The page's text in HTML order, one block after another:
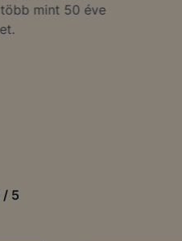
/ 5